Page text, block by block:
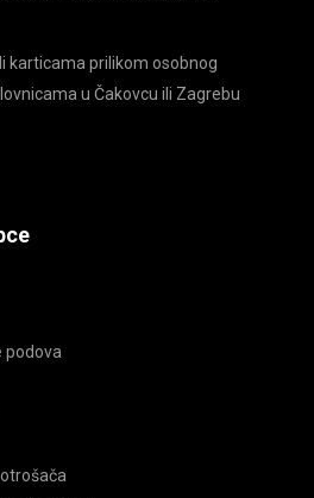
karticama prilikom osobnog
u Čakovcu ili Zagrebu
podova